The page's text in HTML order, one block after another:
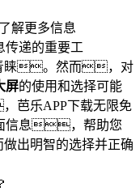
解更多信息
传递的重要工
睐。然而，对
屏的使用和选择可能
乐APP下载无限免
信息，帮助您
出明智的选择并正确